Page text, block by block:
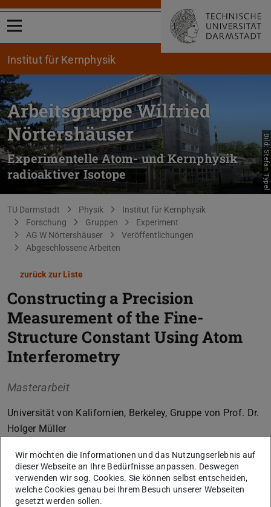
Menü öffnen
Institut für Kernphysik
Arbeitsgruppe Wilfried
Nörtershäuser
Experimentelle Atom- und Kernphysik
radioaktiver Isotope
Bild: Stefan Typel
Sie befinden sich hier:
TU Darmstadt Physik
Institut für Kernphysik
Forschung
Gruppen
Experiment
AG W Nörtershäuser
Veröffentlichungen
Abgeschlossene Arbeiten
zurück zur Liste
Constructing a Precision
Measurement of the Fine-
Structure Constant Using Atom
Interferometry
Masterarbeit
Universität von Kalifornien, Berkeley, Gruppe von Prof. Dr.
Holger Müller
Kerndaten
KONTAKT
Wir möchten die Informationen und das Nutzungserlebnis auf
dieser Webseite an Ihre Bedürfnisse anpassen. Deswegen
verwenden wir sog. Cookies. Sie können selbst entscheiden,
welche Cookies genau bei Ihrem Besuch unserer Webseiten
gesetzt werden sollen.